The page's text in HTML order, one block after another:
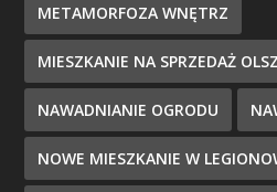
METAMORFOZA WNĘTRZ
MIESZKANIE NA SPRZEDAŻ
NAWADNIANIE OGRODU
NOWE MIESZKANIE W